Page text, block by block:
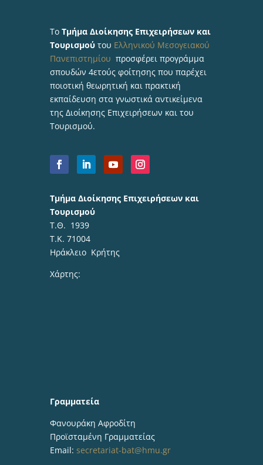
Το Τμήμα Διοίκησης Επιχειρήσεων και
Τουρισμού του Ελληνικού Μεσογειακού
Πανεπιστημίου προσφέρει προγράμμα
σπουδών 4ετούς φοίτησης που παρέχει
ποιοτική θεωρητική και πρακτική
εκπαίδευση στα γνωστικά αντικείμενα
της Διοίκησης Επιχειρήσεων και του
Τουρισμού.
Τμήμα Διοίκησης Επιχειρήσεων και
Τουρισμού
Τ.Θ. 1939
Τ.Κ. 71004
Ηράκλειο Κρήτης
Χάρτης:
Γραμματεία
Φανουράκη Αφροδίτη
Προϊσταμένη Γραμματείας
Email: secretariat-bat@hmu.gr